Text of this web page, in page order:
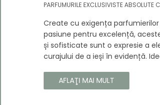
PARFUMURILE EXCLUSIVISTE ABSOLUTE
Create cu exigența
pasiune pentru excelență,
și sofisticate sunt o expresie a
curajului de a ieși în evidență.
parfumuri sunt dedicate celor
atenția și să emane un caracter
AFLAŢI MAI MULT